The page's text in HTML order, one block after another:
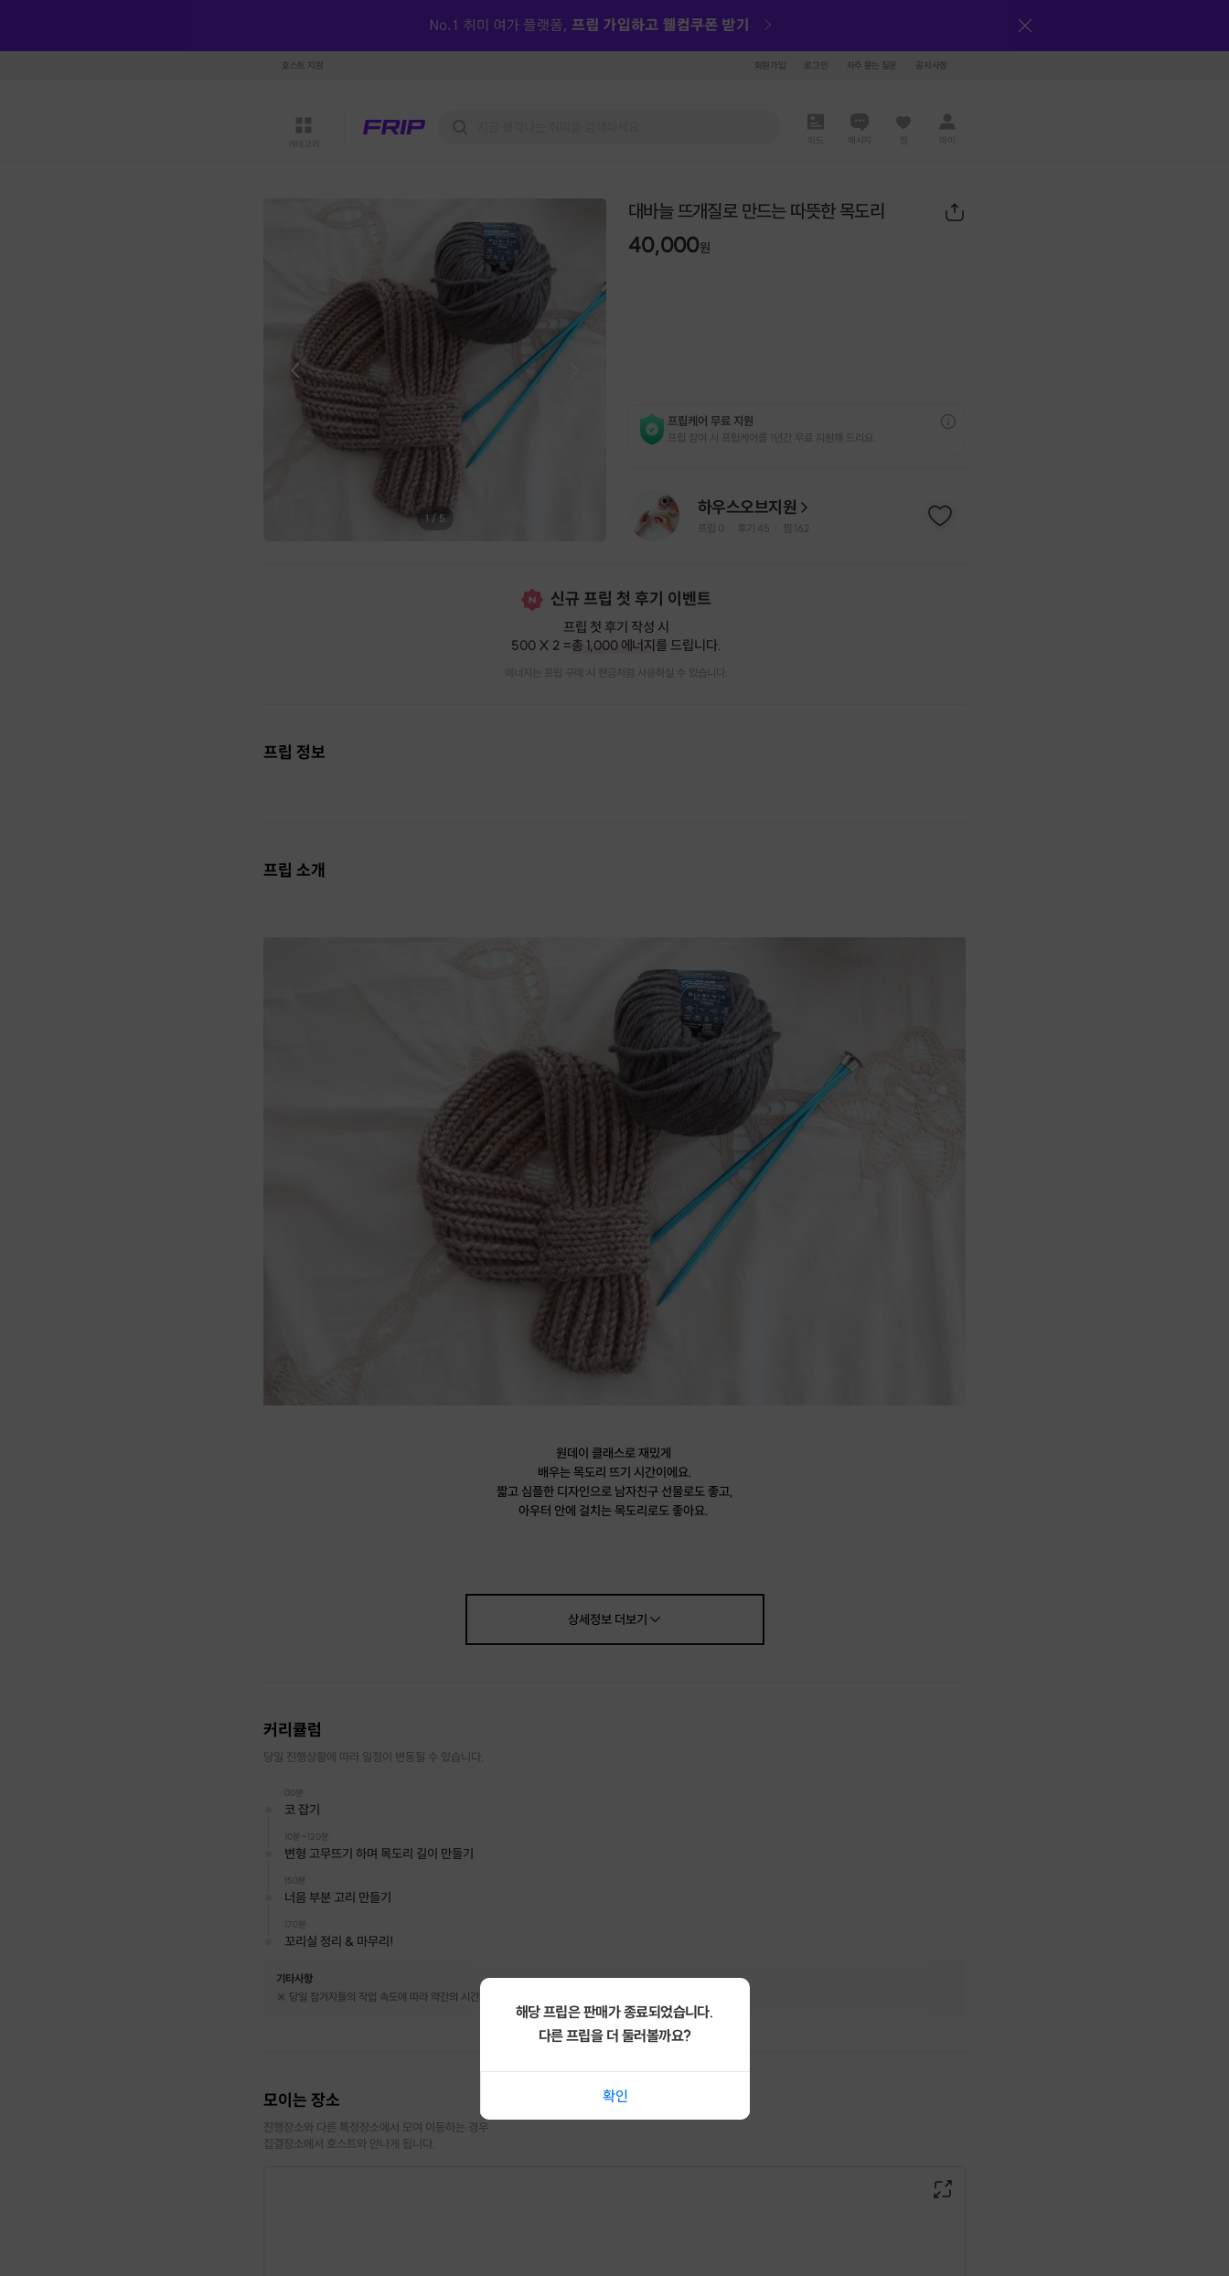
호스트 지원 회원가입 로그인 자주 묻는 질문 공지사항
카테고리 메시지 찜 마이
1 / 5
대바늘 뜨개질로 만드는 따뜻한 목도리
40,000원
프립케어 무료 지원
프립 참여 시 프립케어를 1년간 무료 지원해 드리요.
하우스오브지원
프립 0 후기 45 찜 162
신규 프립 첫 후기 이벤트
프립 첫 후기 작성 시
500 X 2 =총 1,000 에너지를 드립니다.
에너지는 프립 구매 시 현금처럼 사용하실 수 있습니다.
프립 정보
프립 소개
원데이 클래스로 재밌게
배우는 목도리 뜨기 시간이에요.
짧고 심플한 디자인으로 남자친구 선물로도 좋고,
아우터 안에 걸치는 목도리로도 좋아요.
상세정보더보기
커리큘럼
당일 진행상황에 따라 일정이 변동될 수 있습니다.
00분
코 잡기
10분~120분
변형 고무뜨기 하며 목도리 길이 만들기
150분
너음 부분 고리 만들기
170분
꼬리실 정리 & 마무리!
기타사항
※ 당일 참가자들의 작업 속도에 따라 약간의 시간차가 있을 수 있습니다.
모이는 장소
진행장소와 다른 특정장소에서 모여 이동하는 경우
집결장소에서 호스트와 만나게 됩니다.
해당 프립은 판매가 종료되었습니다.
다른 프립을 더 둘러볼까요?
확인